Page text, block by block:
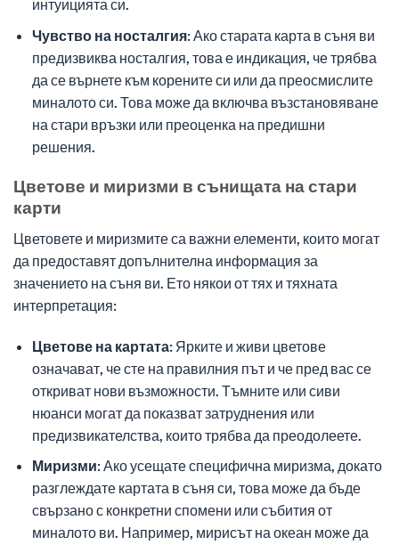
интуицията си.
Чувство на носталгия:Ако старата карта в съня ви
предизвиква носталгия, това е индикация, че трябва
да се върнете към корените си или да преосмислите
миналото си. Това може да включва възстановяване
на стари връзки или преоценка на предишни
решения.
Цветове и миризми в сънищата на стари
карти
Цветовете и миризмите са важни елементи, които могат
да предоставят допълнителна информация за
значението на съня ви. Ето някои от тях и тяхната
интерпретация:
Цветове на картата:Ярките и живи цветове
означават, че сте на правилния път и че пред вас се
откриват нови възможности. Тъмните или сиви
нюанси могат да показват затруднения или
предизвикателства, които трябва да преодолеете.
Миризми:Ако усещате специфична миризма, докато
разглеждате картата в съня си, това може да бъде
свързано с конкретни спомени или събития от
миналото ви. Например, мирисът на океан може да